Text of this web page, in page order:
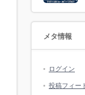
メタ情報
ログイン
投稿フィー